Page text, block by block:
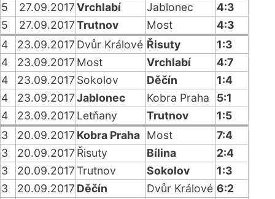
5
27.09.2017Vrchlabí Jablonec
4:3
5
27.09.2017Trutnov Most
4:3
4
23.09.2017 Dvůr Králové Řisuty
1:3
4
23.09.2017 Most Vrchlabí
4:7
4
23.09.2017 Sokolov Děčín
1:4
4
23.09.2017Jablonec Kobra Praha
5:1
4
23.09.2017 Letňany Trutnov
1:5
3
20.09.2017 Kobra Praha Most
7:4
3
20.09.2017 Řisuty Bílina
2:4
3
20.09.2017Trutnov Sokolov
1:3
3
20.09.2017 Děčín Dvůr Králové 6:2